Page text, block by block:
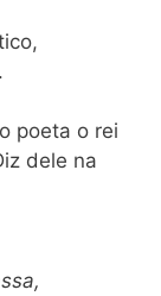
poeta o rei
dele na